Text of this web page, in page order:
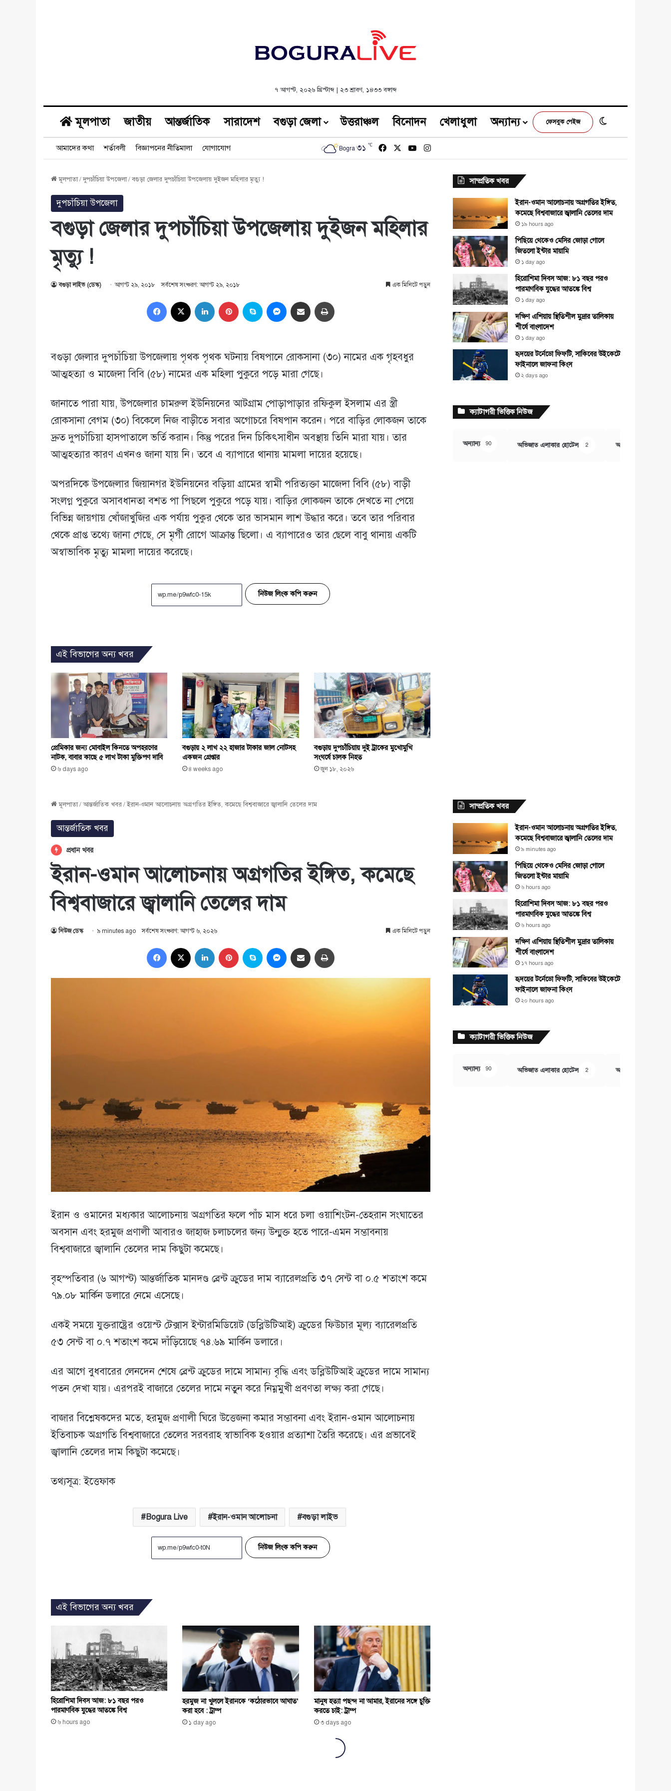
৭ আগস্ট, ২০২৬ খ্রিস্টাব্দ| ২৩ শ্রাবণ, ১৪৩৩ বঙ্গাব্দ
মূলপাতা জাতীয় আন্তর্জাতিক সারাদেশ বগুড়া জেলা উত্তরাঞ্চল বিনোদন খেলাধুলা অন্যান্য ফেসবুক পেইজ
আমাদের কথা শর্তাবলী বিজ্ঞাপনের নীতিমালা যোগাযোগ Bogra ৩১ ℃ FacebookYouTubeInstagram
মূলপাতা/দুপচাঁচিয়া উপজেলা/বগুড়া জেলার দুপচাঁচিয়া উপজেলায় দুইজন মহিলার মৃত্যু !
দুপচাঁচিয়া উপজেলা
বগুড়া জেলার দুপচাঁচিয়া উপজেলায় দুইজন মহিলার
মৃত্যু !
বগুড়া লাইভ (ডেস্ক) আগস্ট ২৯, ২০১৮ সর্বশেষ সংষ্করণ: আগস্ট ২৯, ২০১৮ এক মিনিটে পড়ুন
Facebook LinkedIn Pinterest Skype MessengerShare via Email
বগুড়া জেলার দুপচাঁচিয়া উপজেলায় পৃথক পৃথক ঘটনায় বিষপানে রোকসানা (৩০) নামের এক গৃহবধুর
আত্মহত্যা ও মাজেদা বিবি (৫৮) নামের এক মহিলা পুকুরে পড়ে মারা গেছে।
জানাতে পারা যায়, উপজেলার চামরুল ইউনিয়নের আটগ্রাম পোড়াপাড়ার রফিকুল ইসলাম এর স্ত্রী
রোকসানা বেগম (৩০) বিকেলে নিজ বাড়ীতে সবার অগোচরে বিষপান করেন। পরে বাড়ির লোকজন তাকে
দ্রুত দুপচাঁচিয়া হাসপাতালে ভর্তি করান। কিন্তু পরের দিন চিকিৎসাধীন অবস্থায় তিনি মারা যায়। তার
আত্মহত্যার কারণ এখনও জানা যায় নি। তবে এ ব্যাপারে থানায় মামলা দায়ের হয়েছে।
অপরদিকে উপজেলার জিয়ানগর ইউনিয়নের বড়িয়া গ্রামের স্বামী পরিত্যক্তা মাজেদা বিবি (৫৮) বাড়ী
সংলগ্ন পুকুরে অসাবধানতা বশত পা পিছলে পুকুরে পড়ে যায়। বাড়ির লোকজন তাকে দেখতে না পেয়ে
বিভিন্ন জায়গায় খোঁজাখুজির এক পর্যায় পুকুর থেকে তার ভাসমান লাশ উদ্ধার করে। তবে তার পরিবার
থেকে প্রাপ্ত তথ্যে জানা গেছে, সে মৃর্গী রোগে আক্রান্ত ছিলো। এ ব্যাপারেও তার ছেলে বাবু থানায় একটি
অস্বাভাবিক মৃত্যু মামলা দায়ের করেছে।
নিউজ লিংক কপি করুন
এই বিভাগের অন্য খবর
প্রেমিকার জন্য মোবাইল কিনতে অপহরণের
নাটক, বাবার কাছে ৫ লাখ টাকা মুক্তিপণ দাবি
৬ days ago
বগুড়ায় ২ লাখ ২২ হাজার টাকার জাল নোটসহ
একজন গ্রেপ্তার
৪ weeks ago
বগুড়ায় দুপচাঁচিয়ায় দুই ট্রাকের মুখোমুখি
সংঘর্ষে চালক নিহত
জুন ১৮, ২০২৬
সাম্প্রতিক খবর
ইরান-ওমান আলোচনায় অগ্রগতির ইঙ্গিত,
কমেছে বিশ্ববাজারে জ্বালানি তেলের দাম
১৯ hours ago
পিছিয়ে থেকেও মেসির জোড়া গোলে
জিতলো ইন্টার মায়ামি
১ day ago
হিরোশিমা দিবস আজ: ৮১ বছর পরও
পারমাণবিক যুদ্ধের আতঙ্কে বিশ্ব
১ day ago
দক্ষিণ এশিয়ায় স্থিতিশীল মুদ্রার তালিকায়
শীর্ষে বাংলাদেশ
১ day ago
হৃদয়ের টর্নেডো ফিফটি, সাকিবের উইকেটে
ফাইনালে জাফনা কিংস
২ days ago
ক্যাটাগরী ভিত্তিক নিউজ
অন্যান্য 90 অভিজাত এলাকার হোটেল 2 অর্থ ও বানিজ্য